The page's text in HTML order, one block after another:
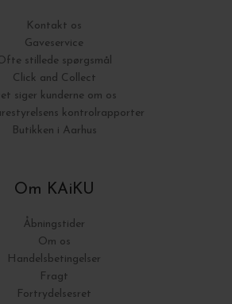
Kontakt os
Gaveservice
stillede spørgsmål
Click and Collect
siger kunderne om os
kontrolrapporter
Butikken i Aarhus
Om KAiKU
Åbningstider
Om os
Handelsbetingelser
Fragt
Fortrydelsesret